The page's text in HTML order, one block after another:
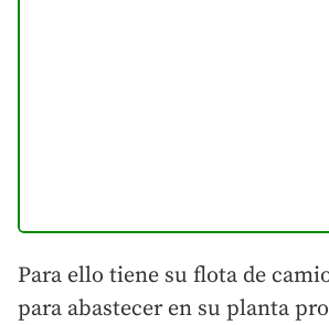
Para ello tiene su flota de
para abastecer en su planta